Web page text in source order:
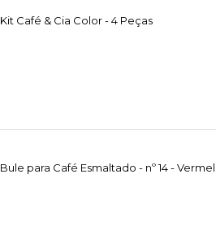
Kit Café & Cia Color - 4 Peças
Bule para Café Esmaltado - nº 14 -